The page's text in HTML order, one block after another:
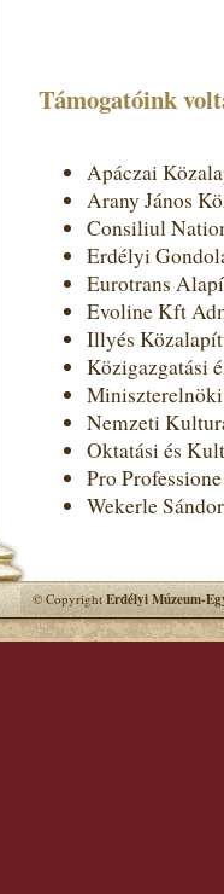
Támogatóink
Apáczai
Arany János
Consiliul
Erdélyi
Eurotrans
Evoline Kft
Illyés
Közigazgatási
Nemzeti
Oktatási és
Pro
Wekerle
© CopyrightErdélyi Múzeum-